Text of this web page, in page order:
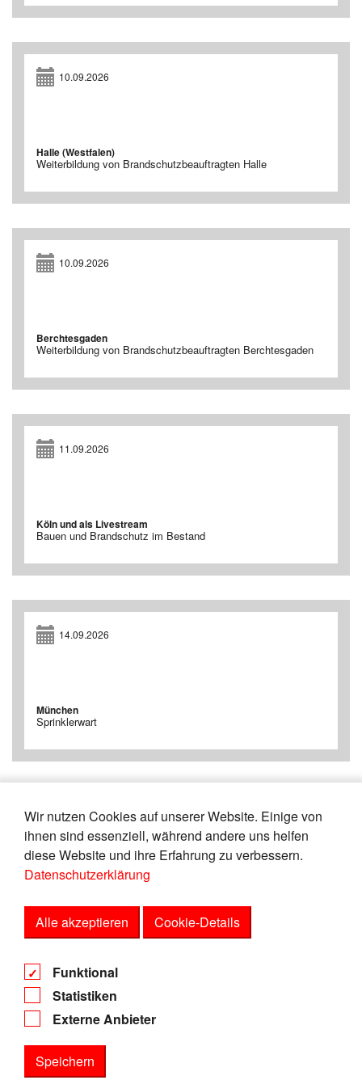
Wir nutzen Cookies auf unserer Website. Einige von
ihnen sind essenziell, während andere uns helfen
diese Website und ihre Erfahrung zu verbessern.
Datenschutzerklärung
Alle akzeptieren Cookie-Details
Funktional
Statistiken
Externe Anbieter
Speichern
10.09.2026
Halle (Westfalen)
Weiterbildung von Brandschutzbeauftragten Halle
10.09.2026
Berchtesgaden
Weiterbildung von Brandschutzbeauftragten Berchtesgaden
11.09.2026
Köln und als Livestream
Bauen und Brandschutz im Bestand
14.09.2026
München
Sprinklerwart
« 1 2 3 4 5 6 7 8 9
10
»
Impressum